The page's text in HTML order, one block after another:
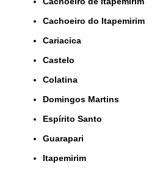
Cachoeiro do Itapemirim
Cariacica
Castelo
Colatina
Domingos Martins
Espírito Santo
Guarapari
Itapemirim